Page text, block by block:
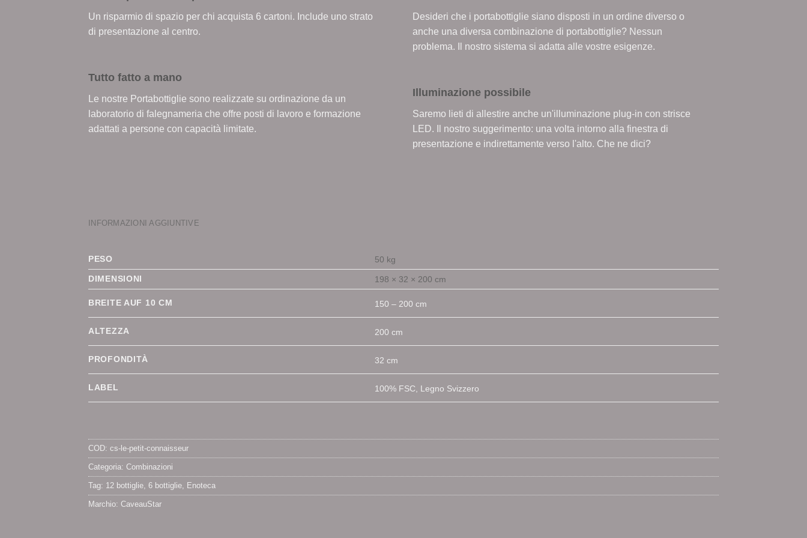
Un risparmio di spazio per chi acquista 6 cartoni. Include uno strato
di presentazione al centro.
Tutto fatto a mano
Le nostre Portabottiglie sono realizzate su ordinazione da un
laboratorio di falegnameria che offre posti di lavoro e formazione
adattati a persone con capacità limitate.
Desideri che i portabottiglie siano disposti in un ordine diverso o
anche una diversa combinazione di portabottiglie? Nessun
problema. Il nostro sistema si adatta alle vostre esigenze.
Illuminazione possibile
Saremo lieti di allestire anche un'illuminazione plug-in con strisce
LED. Il nostro suggerimento: una volta intorno alla finestra di
presentazione e indirettamente verso l'alto. Che ne dici?
INFORMAZIONI AGGIUNTIVE
PESO
50 kg
DIMENSIONI
198 × 32 × 200 cm
BREITE AUF 10 CM 150 – 200 cm
ALTEZZA 200 cm
PROFONDITÀ 32 cm
LABEL 100% FSC, Legno Svizzero
COD: cs-le-petit-connaisseur
Categoria: Combinazioni
Tag: 12 bottiglie, 6 bottiglie, Enoteca
Marchio: CaveauStar